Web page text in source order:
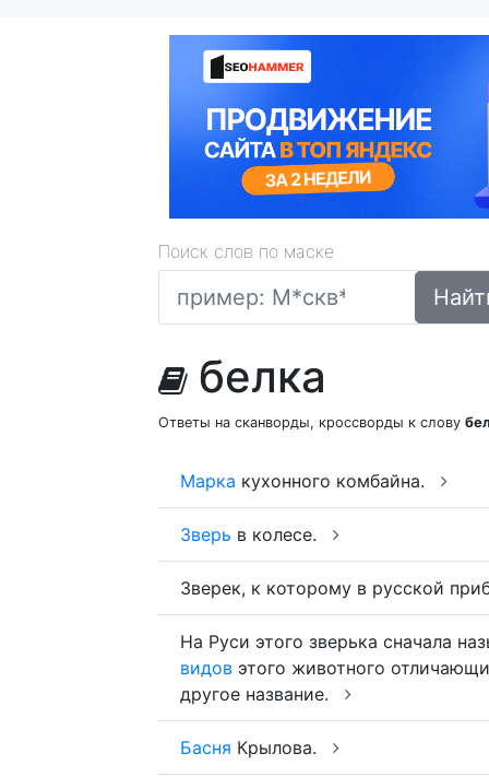
Поиск слов по маске
белка
Ответы на сканворды, кроссворды к слову
Марка кухонного комбайна.
Зверь в колесе.
Зверек, к которому в русской
На Руси этого зверька сначала
видов этого животного
другое название.
Басня Крылова.